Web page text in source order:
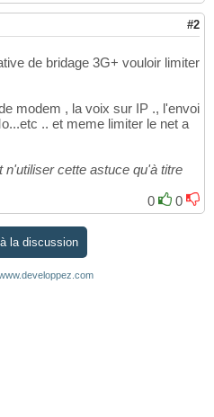
#2
de bridage 3G+ vouloir limiter
modem , la voix sur IP ., l'envoi
.. et meme limiter le net a
n'utiliser cette astuce qu'à titre
0
0
la discussion